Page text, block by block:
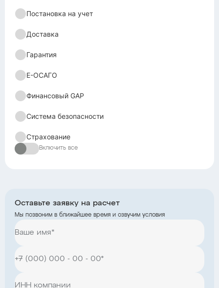
Постановка на учет
Доставка
Гарантия
Е-ОСАГО
Финансовый GAP
Система безопасности
Страхование
Включить все
Оставьте заявку на расчет
Мы позвоним в ближайшее время и озвучим условия